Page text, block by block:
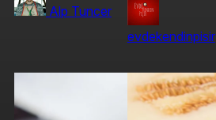
Alp Tuncer
evdekendinpisir